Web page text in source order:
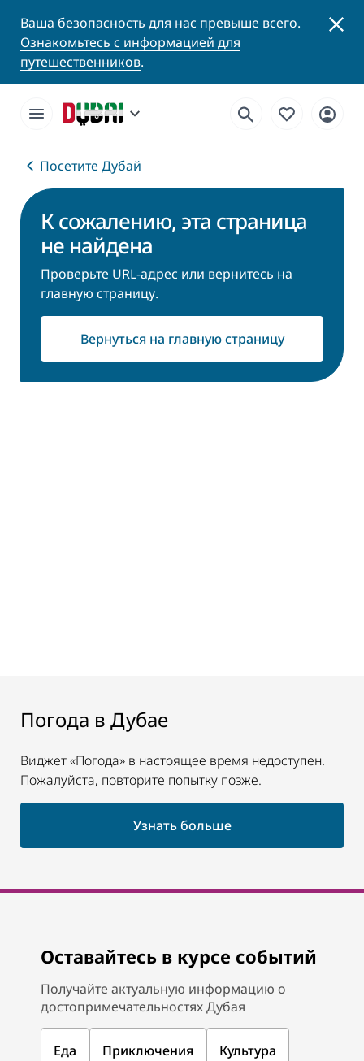
Ваша безопасность для нас превыше всего.
Ознакомьтесь с информацией для
путешественников.
Посетите Дубай
К сожалению, эта страница
не найдена
Проверьте URL-адрес или вернитесь на
главную страницу.
Вернуться на главную страницу
Погода в Дубае
Виджет «Погода» в настоящее время недоступен.
Пожалуйста, повторите попытку позже.
Узнать больше
Оставайтесь в курсе событий
Получайте актуальную информацию о
достопримечательностях Дубая
Еда Приключения Культура